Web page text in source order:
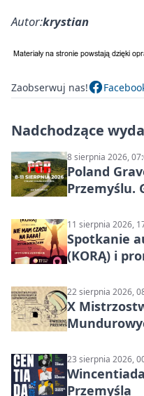
Autor:krystian
Zaobserwuj nas!
Nadchodzące
8 sierpnia 2026,
Poland
Przemyślu.
11 sierpnia 2026,
Spotkanie
(KORĄ) i
22 sierpnia 2026,
X
23 sierpnia 2026,
Przemyśla